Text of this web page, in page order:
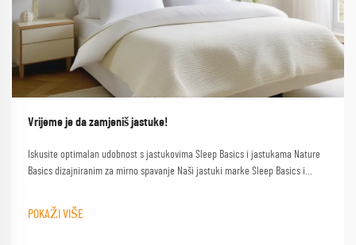
Vrijeme je da zamjeniš jastuke!
Iskusite optimalan udobnost s jastukovima Sleep Basics i jastukama Nature
Basics dizajniranim za mirno spavanje Naši jastuki marke Sleep Basics i
POKAŽI VIŠE